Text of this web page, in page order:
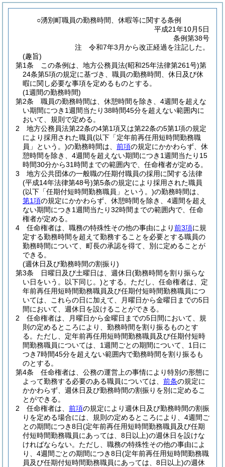
○湧別町職員の勤務時間、休暇等に関する条例
平成21年10月5日
条例第38号
注 令和7年3月から改正経過を注記した。
(趣旨)
第1条
この条例は、地方公務員法(昭和25年法律第261号)第
24条第5項の規定に基づき、職員の勤務時間、休日及び休
暇に関し必要な事項を定めるものとする。
(1週間の勤務時間)
第2条
職員の勤務時間は、休憩時間を除き、4週間を超えな
い期間につき1週間当たり38時間45分を超えない範囲内に
おいて、規則で定める。
2
地方公務員法第22条の4第1項又は第22条の5第1項の規定
により採用された職員(以下「定年前再任用短時間勤務職
員」という。)の勤務時間は、 前項の規定にかかわらず、休
憩時間を除き、4週間を超えない期間につき1週間当たり15
時間30分から31時間までの範囲内で、任命権者が定める。
3
地方公共団体の一般職の任期付職員の採用に関する法律
(平成14年法律第48号)第5条の規定により採用された職員
(以下「任期付短時間勤務職員」という。)の勤務時間は、
第1項の規定にかかわらず、休憩時間を除き、4週間を超え
ない期間につき1週間当たり32時間までの範囲内で、任命
権者が定める。
4
任命権者は、職務の特殊性その他の事由により前3項に規
定する勤務時間を超えて勤務することを必要とする職員の
勤務時間について、町長の承認を得て、別に定めることが
できる。
(週休日及び勤務時間の割振り)
第3条
日曜日及び土曜日は、週休日(勤務時間を割り振らな
い日をいう。以下同じ。)とする。 ただし、任命権者は、定
年前再任用短時間勤務職員及び任期付短時間勤務職員につ
いては、これらの日に加えて、月曜日から金曜日までの5日
間において、週休日を設けることができる。
2
任命権者は、月曜日から金曜日までの5日間において、規
則の定めるところにより、勤務時間を割り振るものとす
る。 ただし、定年前再任用短時間勤務職員及び任期付短時
間勤務職員については、1週間ごとの期間について、1日に
つき7時間45分を超えない範囲内で勤務時間を割り振るも
のとする。
第4条
任命権者は、公務の運営上の事情により特別の形態に
よって勤務する必要のある職員については、 前条の規定に
かかわらず、週休日及び勤務時間の割振りを別に定めるこ
とができる。
2
任命権者は、 前項の規定により週休日及び勤務時間の割振
りを定める場合には、規則の定めるところにより、4週間ご
との期間につき8日(定年前再任用短時間勤務職員及び任期
付短時間勤務職員にあっては、8日以上)の週休日を設けな
ければならない。 ただし、職務の特殊性その他の事由によ
り、4週間ごとの期間につき8日(定年前再任用短時間勤務職
員及び任期付短時間勤務職員にあっては、8日以上)の週休